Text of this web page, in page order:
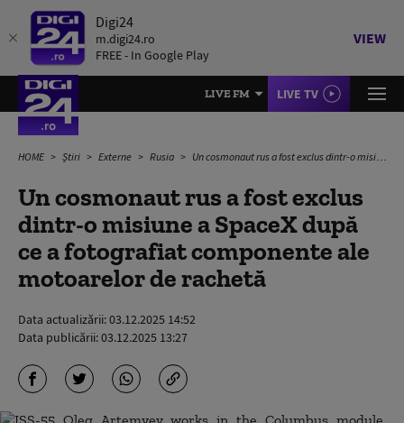
Digi24
m.digi24.ro
FREE - In Google Play
VIEW
LIVE FM LIVE TV
HOME Știri Externe Rusia Un cosmonaut rus a fost exclus dintr-o misiune a SpaceX după ce a fotografiat componente ale motoarelor de rachetă
Un cosmonaut rus a fost exclus
dintr-o misiune a SpaceX după
ce a fotografiat componente ale
motoarelor de rachetă
Data actualizării:03.12.2025 14:52
Data publicării:03.12.2025 13:27